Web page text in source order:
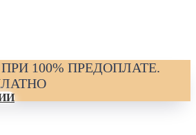
100% ПРЕДОПЛАТЕ.